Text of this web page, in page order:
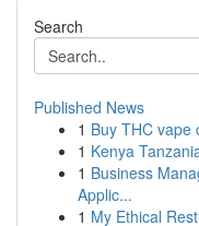
Search
Published News
1 Buy THC vape
1 Kenya
1 Business
Applic...
1 My Ethical